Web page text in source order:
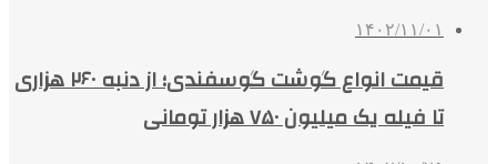
۱۴۰۲/۱۱/۰۱
قیمت انواع گوشت گوسفندی؛ از دنبه ۲۶۰ هزاری
تا فیله یک میلیون ۷۵۰ هزار تومانی